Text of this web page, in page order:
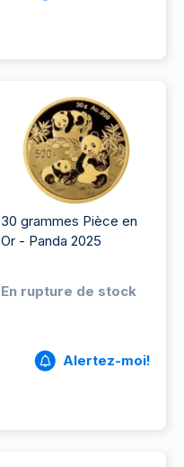
30 grammes Pièce en
Or - Panda 2025
En rupture de stock
Alertez-moi!